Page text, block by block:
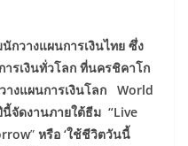
กวางแผนการเงินไทย ซึ่ง
ารเงินทั่วโลก ที่นครชิคาโก
างแผนการเงินโลก
World
จัดงานภายใต้ธีม “Live
” หรือ ‘ใช้ชีวิตวันนี้